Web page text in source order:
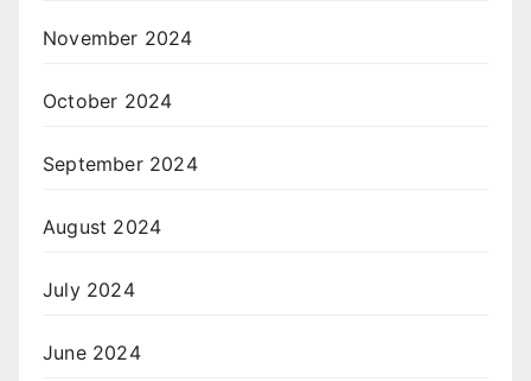
November 2024
October 2024
September 2024
August 2024
July 2024
June 2024